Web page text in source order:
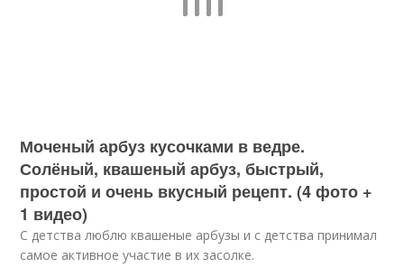
Моченый арбуз кусочками в ведре.
Солёный, квашеный арбуз, быстрый,
простой и очень вкусный рецепт. (4 фото +
1 видео)
С детства люблю квашеные арбузы и с детства принимал
самое активное участие в их засолке.